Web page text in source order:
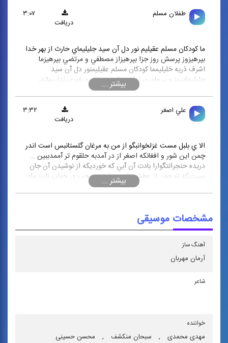
طفلان مسلم
۳:۰۷
دریافت
ما كودكان مسلم عقيليم نور دل آن سيد جليليماي حارث از بهر خدا
بپرهيزوز پرسش روز جزا بپرهيزاز مصطفي و مرتضي بپرهيزما
اشرف ذريه خليليمما كودكان مسلم عقيليمنور دل آن سيد
جليليمامروز و بر مادري نداريمپشت و پناه و ياوري نداريماندر
غريبي ناصري نداريمما كودكان مسلم عقيليمنور دل آن سيد جليليم
علي اصغر
۳:۳۲
دریافت
الا ي بلبل مست غزلخوانبگو از من به مرغان گلستانبس است اندر
چمن اين شور و افغانكه اصغر از در آمدبه حلقوم تر آممدببين ..
دريده حنجرانتگوارا بادت آن آبي كه خورديكه از نوشيدن آن جان
سپرديكه تو چون از عطش يك دم فسرديعجب در خواب نازيز مادر
بي نيازيعجب در خواب نازينكردي اصغرم يك دم تو بازيدلم را خون
مكن بي صبر و تابمچرا ديگر نمي گويي جوابمچرا گشتي تو
مشخصات موسیقی
آهنگ ساز
آرمان مهربان
شاعر
خواننده
مهدی محمدی , سبحان منكشف , محسن حسینی